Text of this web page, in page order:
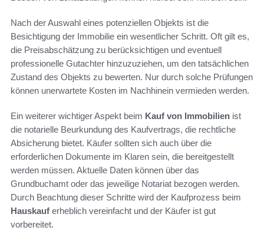
Nach der Auswahl eines potenziellen Objekts ist die
Besichtigung der Immobilie ein wesentlicher Schritt. Oft gilt es,
die Preisabschätzung zu berücksichtigen und eventuell
professionelle Gutachter hinzuzuziehen, um den tatsächlichen
Zustand des Objekts zu bewerten. Nur durch solche Prüfungen
können unerwartete Kosten im Nachhinein vermieden werden.
Ein weiterer wichtiger Aspekt beim Kauf von Immobilien ist
die notarielle Beurkundung des Kaufvertrags, die rechtliche
Absicherung bietet. Käufer sollten sich auch über die
erforderlichen Dokumente im Klaren sein, die bereitgestellt
werden müssen. Aktuelle Daten können über das
Grundbuchamt oder das jeweilige Notariat bezogen werden.
Durch Beachtung dieser Schritte wird der Kaufprozess beim
Hauskauf erheblich vereinfacht und der Käufer ist gut
vorbereitet.